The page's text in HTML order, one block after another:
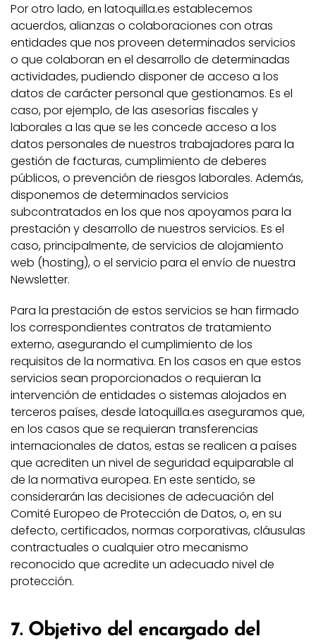
Por otro lado, en latoquilla.es establecemos
acuerdos, alianzas o colaboraciones con otras
entidades que nos proveen determinados servicios
o que colaboran en el desarrollo de determinadas
actividades, pudiendo disponer de acceso a los
datos de carácter personal que gestionamos. Es el
caso, por ejemplo, de las asesorías fiscales y
laborales a las que se les concede acceso a los
datos personales de nuestros trabajadores para la
gestión de facturas, cumplimiento de deberes
públicos, o prevención de riesgos laborales. Además,
disponemos de determinados servicios
subcontratados en los que nos apoyamos para la
prestación y desarrollo de nuestros servicios. Es el
caso, principalmente, de servicios de alojamiento
web (hosting), o el servicio para el envío de nuestra
Newsletter.
Para la prestación de estos servicios se han firmado
los correspondientes contratos de tratamiento
externo, asegurando el cumplimiento de los
requisitos de la normativa. En los casos en que estos
servicios sean proporcionados o requieran la
intervención de entidades o sistemas alojados en
terceros países, desde latoquilla.es aseguramos que,
en los casos que se requieran transferencias
internacionales de datos, estas se realicen a países
que acrediten un nivel de seguridad equiparable al
de la normativa europea. En este sentido, se
considerarán las decisiones de adecuación del
Comité Europeo de Protección de Datos, o, en su
defecto, certificados, normas corporativas, cláusulas
contractuales o cualquier otro mecanismo
reconocido que acredite un adecuado nivel de
protección.
7. Objetivo del encargado del